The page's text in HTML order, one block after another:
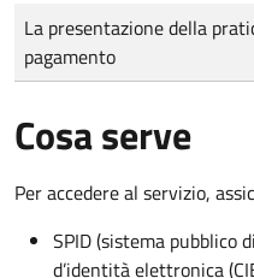
Tipo di pagamento
Importo
La presentazione della
pagamento
Cosa serve
Per accedere al servizio,
SPID (sistema pubblico
d’identità elettronica